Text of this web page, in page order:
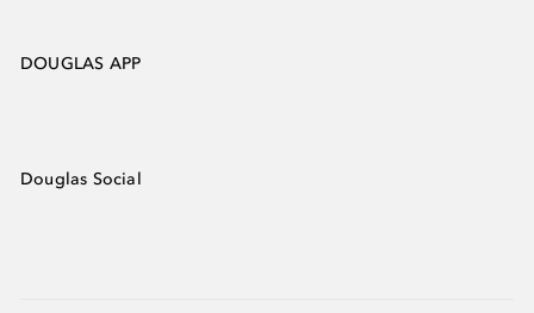
DOUGLAS APP
Douglas Social